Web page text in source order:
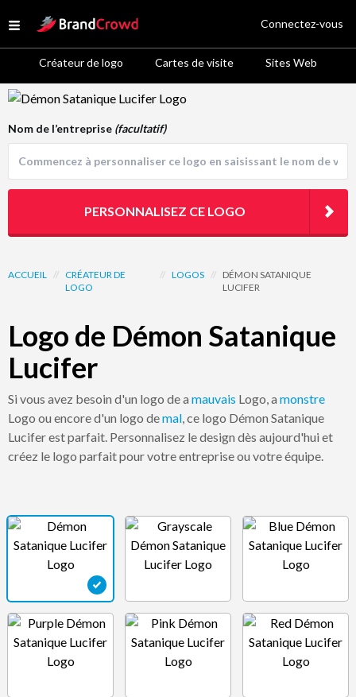
Open menu
Site Logo
Créateur de logo Cartes de visite Sites Web
Connectez-vous
Logo Template Preview
ACCUEIL // CRÉATEUR DE
LOGO
// LOGOS //
DÉMON SATANIQUE
LUCIFER
Logo de Démon Satanique
Lucifer
Si vous avez besoin d'un logo de a mauvais Logo, a monstre
Logo ou encore d'un logo demal, ce logo Démon Satanique
Lucifer est parfait. Personnalisez le design dès aujourd'hui et
créez le logo parfait pour votre entreprise ou votre équipe.
Nom de l’entreprise (facultatif)
PERSONNALISEZ CE LOGO